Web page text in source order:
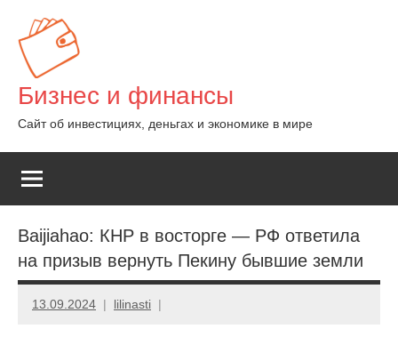
содержимому
Бизнес и финансы
Сайт об инвестициях, деньгах и экономике в мире
Baijiahao: КНР в восторге — РФ ответила
на призыв вернуть Пекину бывшие земли
13.09.2024 lilinasti